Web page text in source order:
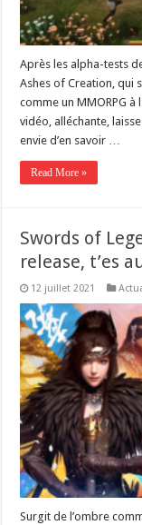
Après les alpha-tests
Ashes of Creation, qui
comme un MMORPG
vidéo, alléchante,
envie d’en savoir …
Read More »
Swords of
release, t’es
12 juillet 2021
Surgit de l’ombre